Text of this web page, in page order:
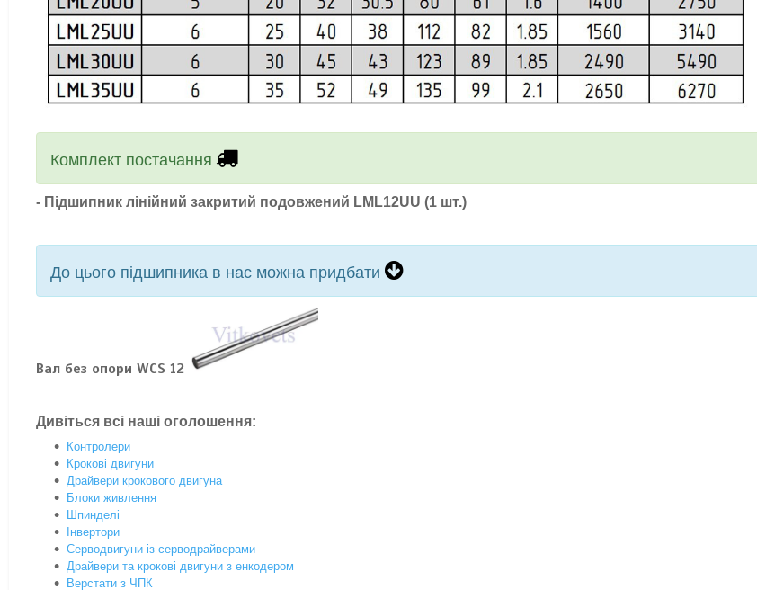
Комплект постачання
- Підшипник лінійний закритий подовжений LML12UU (1 шт.)
До цього підшипника в нас можна придбати
Вал без опори WCS 12
Дивіться всі наші оголошення:
Контролери
Крокові двигуни
Драйвери крокового двигуна
Блоки живлення
Шпинделі
Інвертори
Серводвигуни із серводрайверами
Драйвери та крокові двигуни з енкодером
Верстати з ЧПК